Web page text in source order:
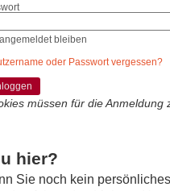
angemeldet bleiben
oder Passwort vergessen?
müssen für die Anmeldung
hier?
Sie noch kein